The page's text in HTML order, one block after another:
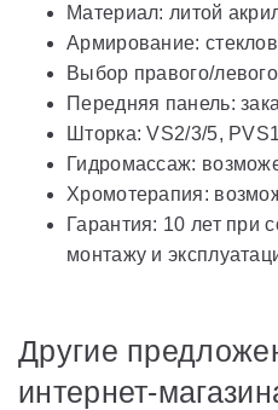
Материал: литой
Армирование:
Выбор правого/
Передняя панель:
Шторка: VS2/3/5,
Гидромассаж:
Хромотерапия:
Гарантия: 10 лет при
монтажу и
Другие
интернет-